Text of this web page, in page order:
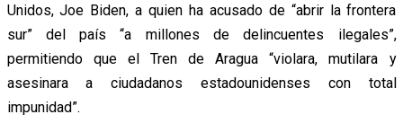
Unidos, Joe Biden, a quien ha acusado de “abrir la frontera
sur” del país “a millones de delincuentes ilegales”,
permitiendo que el Tren de Aragua “violara, mutilara y
asesinara a ciudadanos estadounidenses con total
impunidad”.